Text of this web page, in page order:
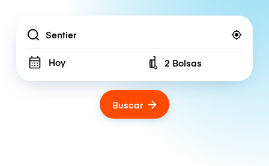
Location
Hoy Number of bags
2 Bolsas
Buscar